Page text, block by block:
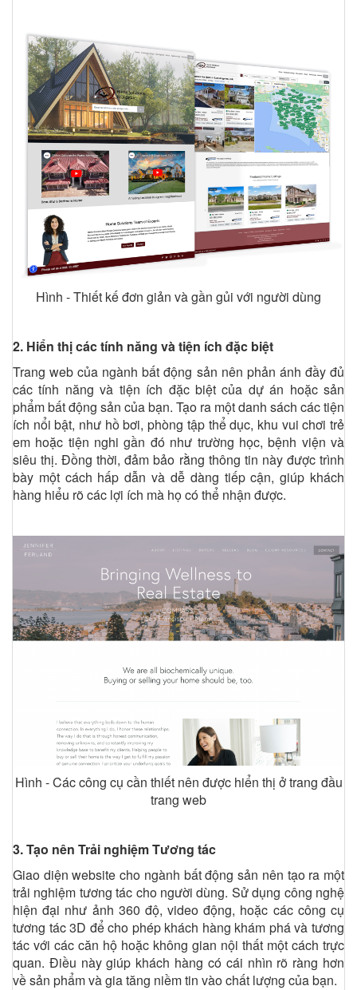
Hình - Thiết kế đơn giản và gần gủi với người dùng
2. Hiển thị các tính năng và tiện ích đặc biệt
Trang web của ngành bất động sản nên phản ánh đầy đủ
các tính năng và tiện ích đặc biệt của dự án hoặc sản
phẩm bất động sản của bạn. Tạo ra một danh sách các tiện
ích nổi bật, như hồ bơi, phòng tập thể dục, khu vui chơi trẻ
em hoặc tiện nghi gần đó như trường học, bệnh viện và
siêu thị. Đồng thời, đảm bảo rằng thông tin này được trình
bày một cách hấp dẫn và dễ dàng tiếp cận, giúp khách
hàng hiểu rõ các lợi ích mà họ có thể nhận được.
Hình - Các công cụ cần thiết nên được hiển thị ở trang đầu
trang web
3. Tạo nên Trải nghiệm Tương tác
Giao diện website cho ngành bất động sản nên tạo ra một
trải nghiệm tương tác cho người dùng. Sử dụng công nghệ
hiện đại như ảnh 360 độ, video động, hoặc các công cụ
tương tác 3D để cho phép khách hàng khám phá và tương
tác với các căn hộ hoặc không gian nội thất một cách trực
quan. Điều này giúp khách hàng có cái nhìn rõ ràng hơn
về sản phẩm và gia tăng niềm tin vào chất lượng của bạn.